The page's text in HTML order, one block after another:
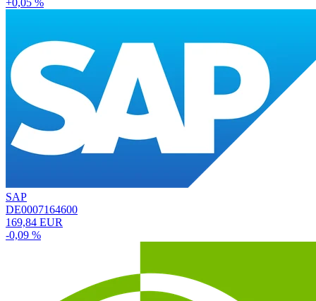
+0,05 %
SAP
DE0007164600
169,84 EUR
-0,09 %